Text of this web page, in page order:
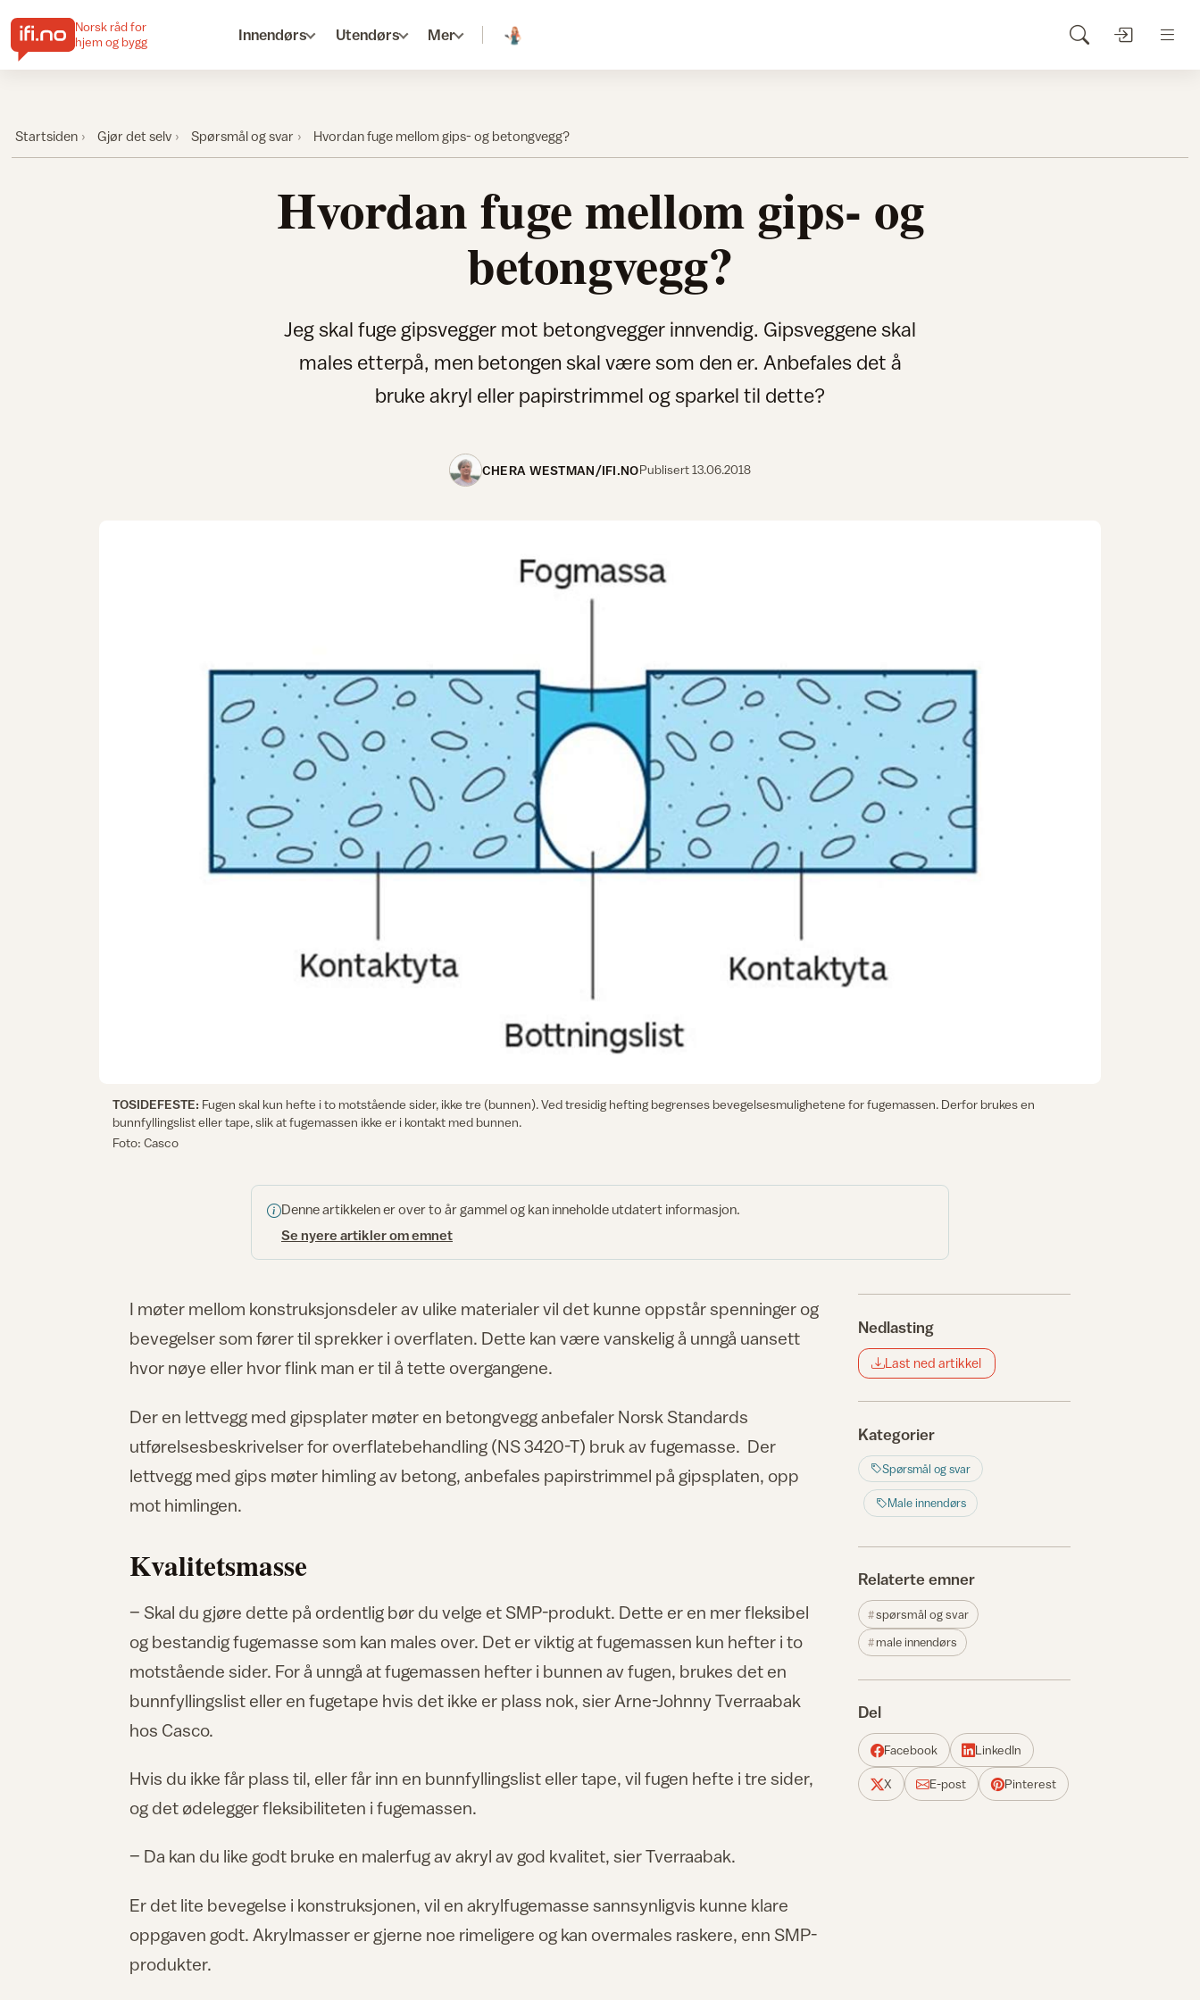
Norsk råd for
hjem og bygg
Innendørs Utendørs Mer
Startsiden Gjør det selv Spørsmål og svar Hvordan fuge mellom gips- og betongvegg?
Hvordan fuge mellom gips- og
betongvegg?
Jeg skal fuge gipsvegger mot betongvegger innvendig. Gipsveggene skal
males etterpå, men betongen skal være som den er. Anbefales det å
bruke akryl eller papirstrimmel og sparkel til dette?
CHERA WESTMAN/IFI.NOPublisert13.06.2018
TOSIDEFESTE: Fugen skal kun hefte i to motstående sider, ikke tre (bunnen). Ved tresidig hefting begrenses bevegelsesmulighetene for fugemassen. Derfor brukes en
bunnfyllingslist eller tape, slik at fugemassen ikke er i kontakt med bunnen.
Foto: Casco
Denne artikkelen er over to år gammel og kan inneholde utdatert informasjon.
Se nyere artikler om emnet
I møter mellom konstruksjonsdeler av ulike materialer vil det kunne oppstår spenninger og
bevegelser som fører til sprekker i overflaten. Dette kan være vanskelig å unngå uansett
hvor nøye eller hvor flink man er til å tette overgangene.
Der en lettvegg med gipsplater møter en betongvegg anbefaler Norsk Standards
utførelsesbeskrivelser for overflatebehandling (NS 3420-T) bruk av fugemasse. Der
lettvegg med gips møter himling av betong, anbefales papirstrimmel på gipsplaten, opp
mot himlingen.
Kvalitetsmasse
– Skal du gjøre dette på ordentlig bør du velge et SMP-produkt. Dette er en mer fleksibel
og bestandig fugemasse som kan males over. Det er viktig at fugemassen kun hefter i to
motstående sider. For å unngå at fugemassen hefter i bunnen av fugen, brukes det en
bunnfyllingslist eller en fugetape hvis det ikke er plass nok, sier Arne-Johnny Tverraabak
hos Casco.
Hvis du ikke får plass til, eller får inn en bunnfyllingslist eller tape, vil fugen hefte i tre sider,
og det ødelegger fleksibiliteten i fugemassen.
– Da kan du like godt bruke en malerfug av akryl av god kvalitet, sier Tverraabak.
Er det lite bevegelse i konstruksjonen, vil en akrylfugemasse sannsynligvis kunne klare
oppgaven godt. Akrylmasser er gjerne noe rimeligere og kan overmales raskere, enn SMP-
produkter.
Nedlasting
Last ned artikkel
Kategorier
Spørsmål og svar
Male innendørs
Relaterte emner
spørsmål og svar
male innendørs
Del
Facebook LinkedIn
X E-post Pinterest